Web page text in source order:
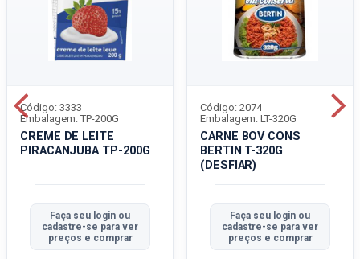
CREME DE LEITE
PIRACANJUBA TP-200G
Código: 3333
Embalagem: TP-200G
Faça seu login ou
cadastre-se para ver
preços e comprar
CARNE BOV CONS
BERTIN T-320G
(DESFIAR)
Código: 2074
Embalagem: LT-320G
Faça seu login ou
cadastre-se para ver
preços e comprar